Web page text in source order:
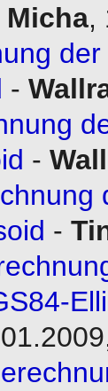
Micha,
-
-
-